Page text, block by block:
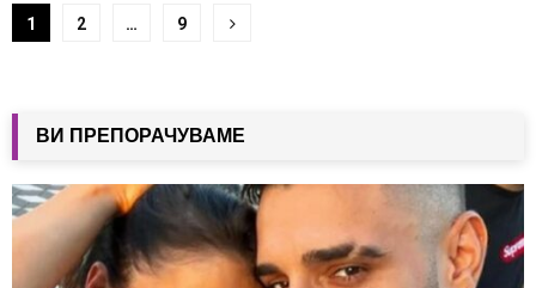
Навигација
написи
1 2 … 9
ВИ ПРЕПОРАЧУВАМЕ